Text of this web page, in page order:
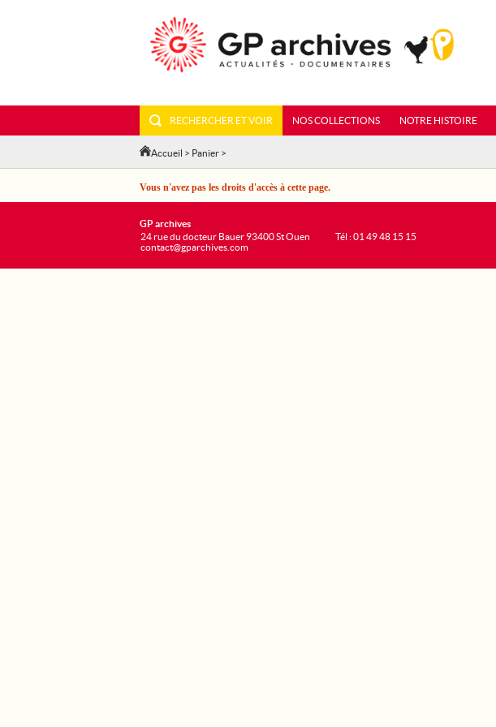
RECHERCHER ET VOIR NOS COLLECTIONS NOTRE HISTOIRE
Accueil > Panier >
Vous n'avez pas les droits d'accès à cette page.
GP archives
24 rue du docteur Bauer 93400 St Ouen
contact@gparchives.com
Tél : 01 49 48 15 15